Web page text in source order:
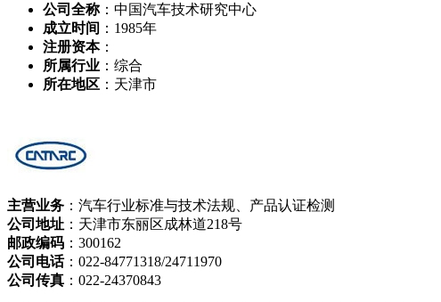
公司全称：中国汽车技术研究中心
成立时间 ：1985年
注册资本：
所属行业 ：综合
所在地区 ：天津市
主营业务 ：汽车行业标准与技术法规、产品认证检测
公司地址 ：天津市东丽区成林道218号
邮政编码 ：300162
公司电话：022-84771318/24711970
公司传真 ：022-24370843